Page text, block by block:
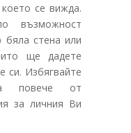
се вижда.
възможност
бяла стена или
ще дадете
си. Избягвайте
повече от
за личния Ви